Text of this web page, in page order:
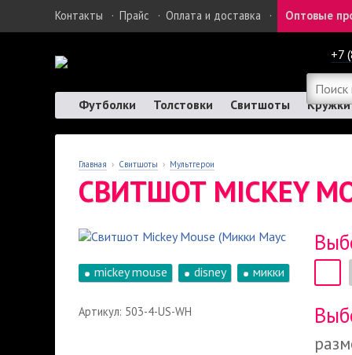
Контакты · Прайс · Оплата и доставка · Оптовые
+7
Футболки Толстовки Свитшоты Кружки
Главная › Свитшоты › Мультгерои
СВИТШОТ MICKEY
mickey mouse disney микки
Артикул: 503-4-US-WH